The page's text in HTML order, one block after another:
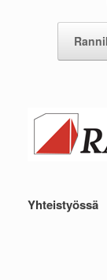
Yhteistyössä